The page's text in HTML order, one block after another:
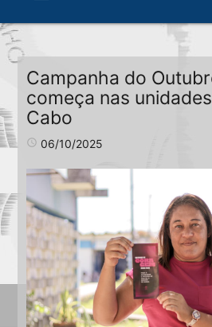
Campanha do
começa nas
Cabo
access_time 06/10/2025